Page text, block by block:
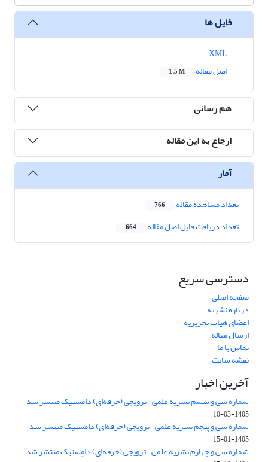
فایل ها
اصل مقاله
1.5 M
هم رسانی
ارجاع به این مقاله
آمار
تعداد مشاهده مقاله 766
تعداد دریافت فایل اصل مقاله 664
دسترسی سریع
صفحه اصلی
درباره نشریه
اعضای هیات تحریریه
ارسال مقاله
تماس با ما
نقشه سایت
آخرین اخبار
شماره سی و ششم نشریه علمی- ترویجی (حرفه‌ای) دامِستیک منتشر شد
1405-03-10
شماره سی و پنجم نشریه علمی- ترویجی (حرفه‌ای) دامِستیک منتشر شد
1405-01-15
شماره سی و چهارم نشریه علمی- ترویجی (حرفه‌ای) دامِستیک منتشر شد